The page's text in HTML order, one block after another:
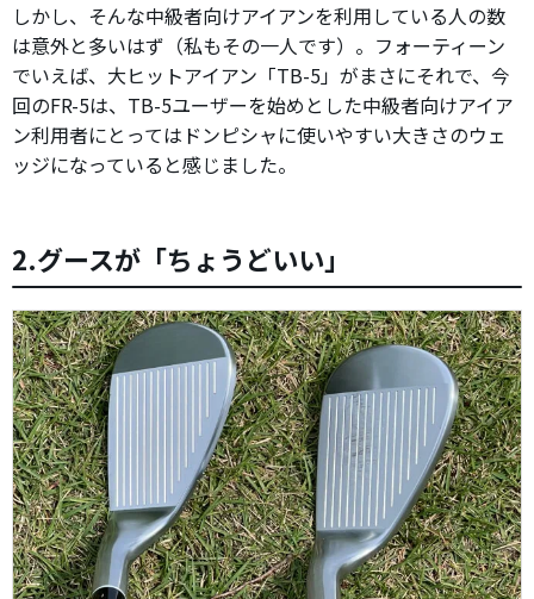
しかし、そんな中級者向けアイアンを利用している人の数
は意外と多いはず（私もその一人です）。フォーティーン
でいえば、大ヒットアイアン「TB-5」がまさにそれで、今
回のFR-5は、TB-5ユーザーを始めとした中級者向けアイア
ン利用者にとってはドンピシャに使いやすい大きさのウェ
ッジになっていると感じました。
2.グースが「ちょうどいい」